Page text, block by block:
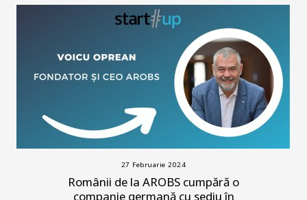
27 Februarie 2024
Românii de la AROBS cumpără o
companie germană cu sediu în